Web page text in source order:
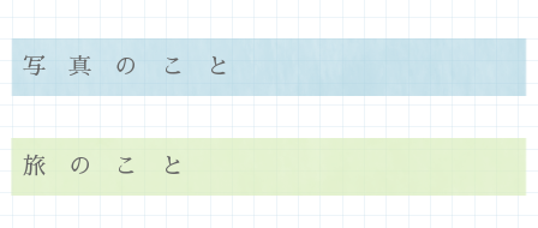
写真のこと
旅のこと